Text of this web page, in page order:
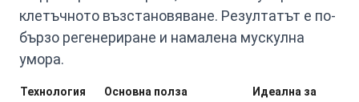
клетъчното възстановяване. Резултатът е по-
бързо регенериране и намалена мускулна
умора.
Технология Основна полза Идеална за